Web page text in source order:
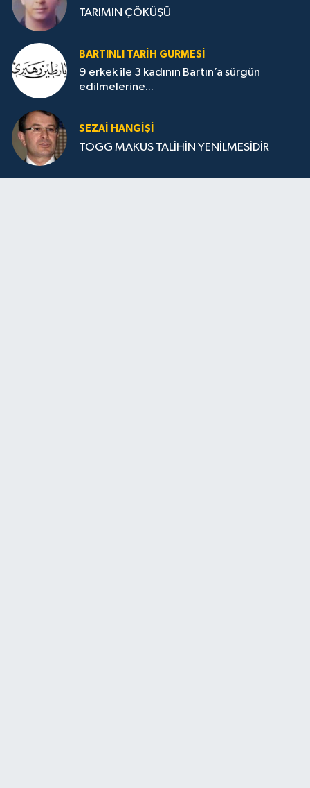
TARIMIN ÇÖKÜŞÜ
BARTINLI TARIH GURMESI
9 erkek ile 3 kadının Bartın’a sürgün
edilmelerine...
SEZAI HANGİŞİ
TOGG MAKUS TALİHİN YENİLMESİDİR